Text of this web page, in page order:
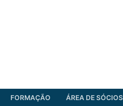
FORMAÇÃO ÁREA DE SÓCIOS